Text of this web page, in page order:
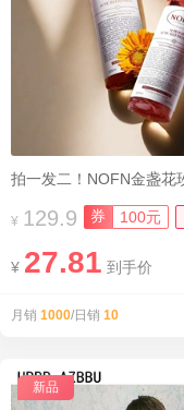
¥ 129.9 券 100元
¥ 27.81 到手价
月销 1000/日销 10
新品